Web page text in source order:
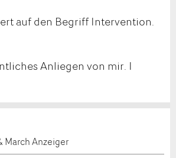
auf den Begriff Intervention.
Anliegen von mir. I
March Anzeiger